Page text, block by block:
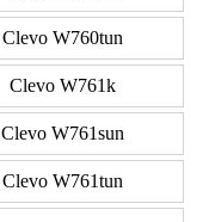
Clevo W760tun
Clevo W761k
Clevo W761sun
Clevo W761tun